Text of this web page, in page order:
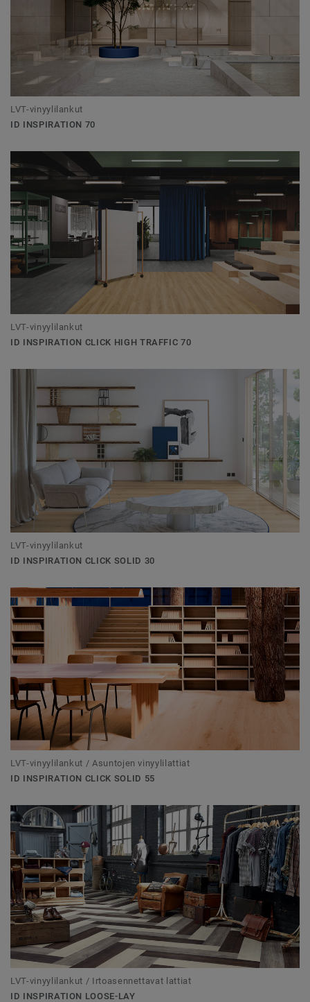
LVT-vinyylilankut
ID INSPIRATION 70
LVT-vinyylilankut
ID INSPIRATION CLICK HIGH TRAFFIC 70
LVT-vinyylilankut
ID INSPIRATION CLICK SOLID 30
LVT-vinyylilankut / Asuntojen vinyylilattiat
ID INSPIRATION CLICK SOLID 55
LVT-vinyylilankut / Irtoasennettavat lattiat
ID INSPIRATION LOOSE-LAY